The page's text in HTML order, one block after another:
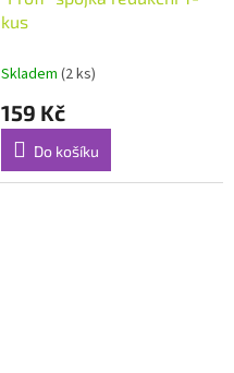
kus
Skladem (2 ks)
159 Kč
Do košíku